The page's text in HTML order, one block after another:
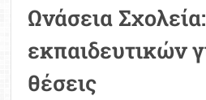
Ωνάσεια
εκπαιδευτικών
θέσεις